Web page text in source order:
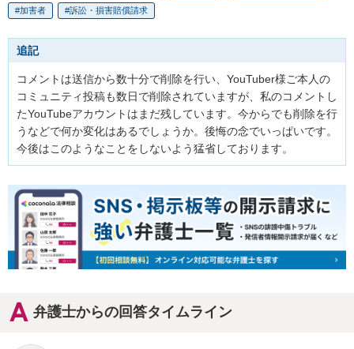
加害者 訴訟・損害賠償請求
追記
コメントは送信から数十分で削除を行い、YouTuber様ご本人の
コミュニティ投稿も数日で削除されていますが、私のコメントし
たYouTubeアカウントはまだ残しています。今からでも削除を行
うなどで何か変化はあるでしょうか。後悔の念でいっぱいです。
今後はこのようなことをしないよう猛省しております。
弁護士からの回答タイムライン